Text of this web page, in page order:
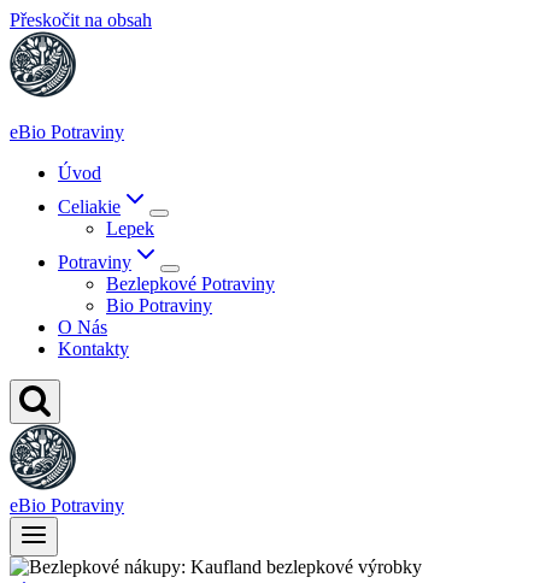
Přeskočit na obsah
eBio Potraviny
Úvod
Celiakie
Lepek
Potraviny
Bezlepkové Potraviny
Bio Potraviny
O Nás
Kontakty
eBio Potraviny